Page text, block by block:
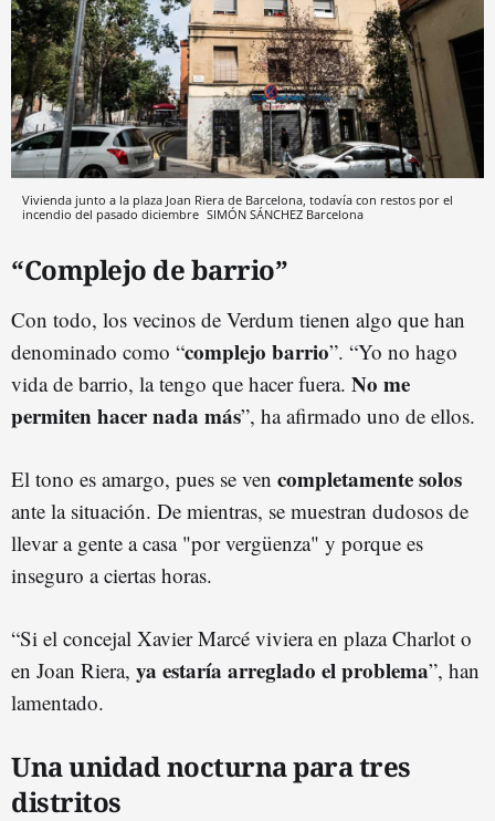
Vivienda junto a la plaza Joan Riera de Barcelona, todavía con restos por el
incendio del pasado diciembre SIMÓN SÁNCHEZ Barcelona
“Complejo de barrio”
Con todo, los vecinos de Verdum tienen algo que han
denominado como “complejo barrio”. “Yo no hago
vida de barrio, la tengo que hacer fuera. No me
permiten hacer nada más”, ha afirmado uno de ellos.
El tono es amargo, pues se ven completamente solos
ante la situación. De mientras, se muestran dudosos de
llevar a gente a casa "por vergüenza" y porque es
inseguro a ciertas horas.
“Si el concejal Xavier Marcé viviera en plaza Charlot o
en Joan Riera, ya estaría arreglado el problema”, han
lamentado.
Una unidad nocturna para tres
distritos